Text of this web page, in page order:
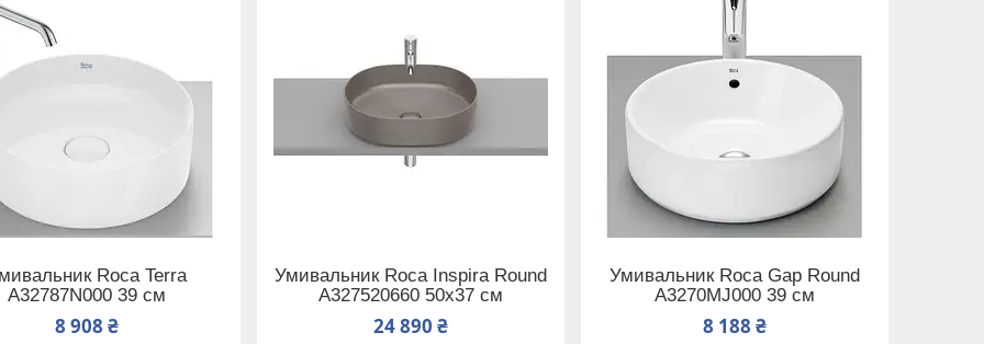
Roca Terra
A32787N000 39 см
8 908 ₴
Умивальник Roca Inspira Round
A327520660 50х37 см
24 890 ₴
Умивальник Roca Gap Round
A3270MJ000 39 см
8 188 ₴